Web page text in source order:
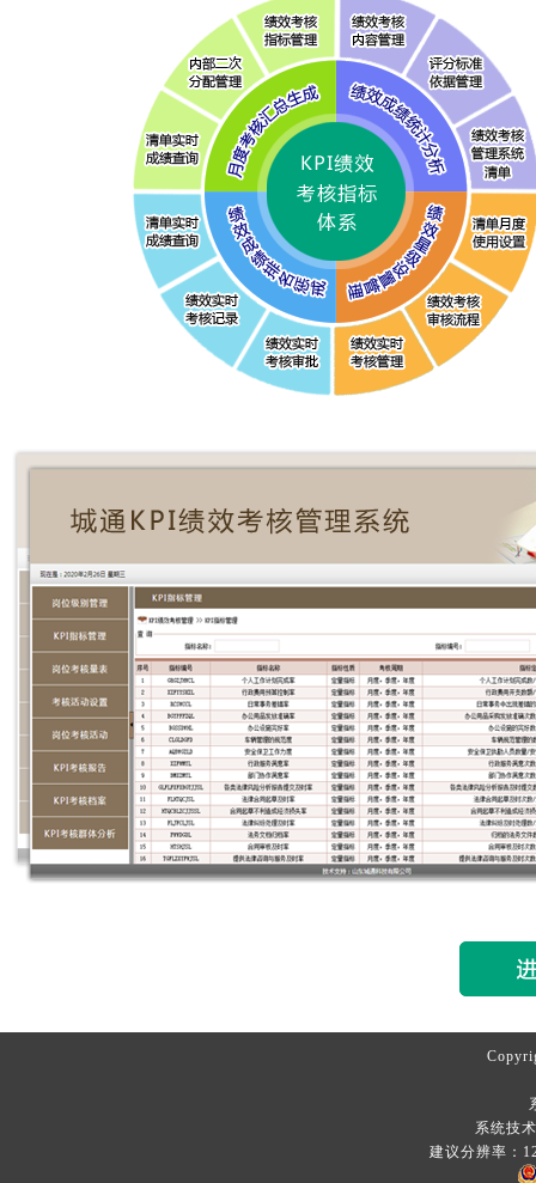
系统技
建议分辨率：